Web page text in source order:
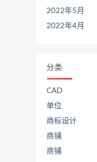
2022年5月
2022年4月
分类
CAD
单位
商标设计
商铺
商铺